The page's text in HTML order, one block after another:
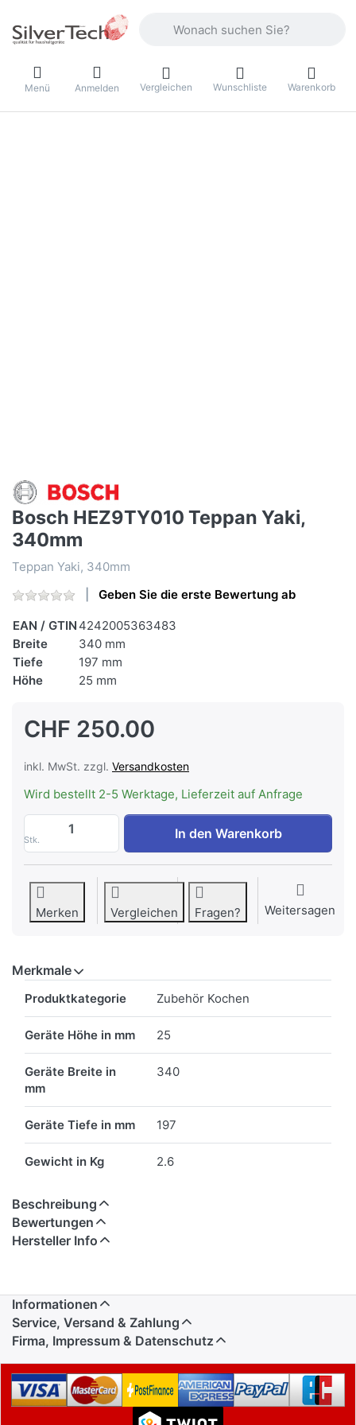
Menü Anmelden Vergleichen Wunschliste Warenkorb
Bosch HEZ9TY010 Teppan Yaki,
340mm
Teppan Yaki, 340mm
Geben Sie die erste Bewertung ab
EAN / GTIN 4242005363483
Breite
340 mm
Tiefe
197 mm
Höhe
25 mm
CHF 250.00
inkl. MwSt. zzgl. Versandkosten
Wird bestellt 2-5 Werktage, Lieferzeit auf Anfrage
Stk.
Bosch HEZ9TY010 Teppan Yaki, 340mm
In den Warenkorb
Merken Vergleichen Fragen? Weitersagen
Merkmale
Produktkategorie Zubehör Kochen
Geräte Höhe in mm 25
Geräte Breite in
mm
340
Geräte Tiefe in mm 197
Gewicht in Kg 2.6
Beschreibung
Bewertungen
Hersteller Info
Informationen
Service, Versand & Zahlung
Firma, Impressum & Datenschutz